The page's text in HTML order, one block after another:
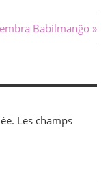
Babilmanĝo
Les champs